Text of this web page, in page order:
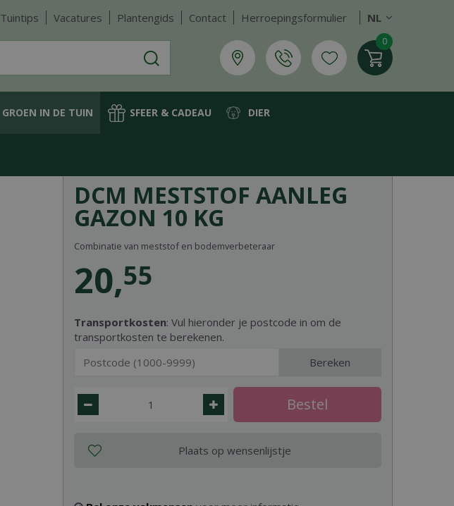
Tuintips Vacatures Plantengids Contact Herroepingsformulier NL
GROEN IN DE TUIN SFEER & CADEAU DIER
DCM MESTSTOF AANLEG
GAZON 10 KG
Transportkosten: Vul hieronder je postcode in om de
transportkosten te berekenen.
Bereken
20,55
Combinatie van meststof en bodemverbeteraar